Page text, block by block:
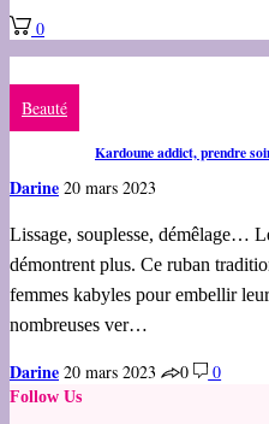
0
Beauté
Kardoune addict, prendre
Darine 20 mars 2023
Lissage, souplesse, démêlage…
démontrent plus. Ce ruban
femmes kabyles pour embellir
nombreuses ver…
Darine 20 mars 2023 0 0
Follow Us